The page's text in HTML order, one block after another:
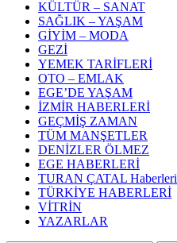
KÜLTÜR – SANAT
SAĞLIK – YAŞAM
GİYİM – MODA
GEZİ
YEMEK TARİFLERİ
OTO – EMLAK
EGE’DE YAŞAM
İZMİR HABERLERİ
GEÇMİŞ ZAMAN
TÜM MANŞETLER
DENİZLER ÖLMEZ
EGE HABERLERİ
TURAN ÇATAL Haberleri
TÜRKİYE HABERLERİ
VİTRİN
YAZARLAR